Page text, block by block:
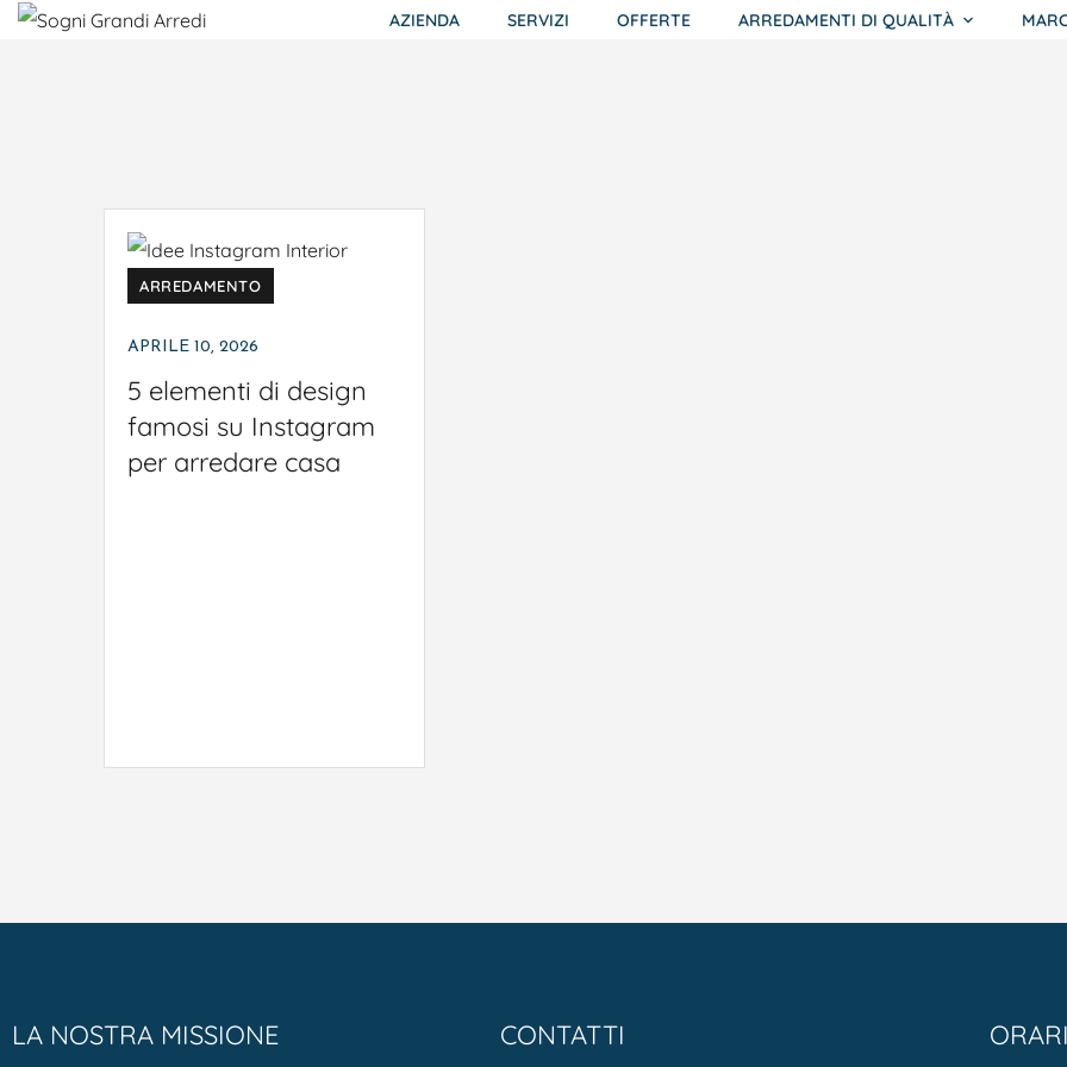
AZIENDA SERVIZI OFFERTE ARREDAMENTI DI QUALITÀ
ARREDAMENTO
APRILE 10, 2026
5 elementi di design
famosi su Instagram
per arredare casa
LA NOSTRA MISSIONE CONTATTI